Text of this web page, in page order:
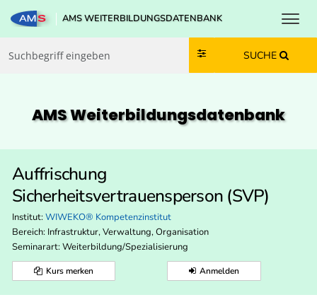
Zum Inhalt springen
Zum Navmenü springen
Zur Suche springen
Zur Footer springen
AMS WEITERBILDUNGSDATENBANK
SUCHE
AMS Weiterbildungs­datenbank
Auffrischung
Sicherheitsvertrauensperson (SVP)
Institut: WIWEKO® Kompetenzinstitut
Bereich: Infrastruktur, Verwaltung, Organisation
Seminarart: Weiterbildung/Spezialisierung
Kurs merken Anmelden